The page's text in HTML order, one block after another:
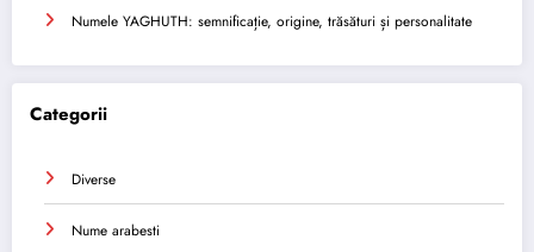
Numele YAGHUTH: semnificație, origine, trăsături și personalitate
Categorii
Diverse
Nume arabesti